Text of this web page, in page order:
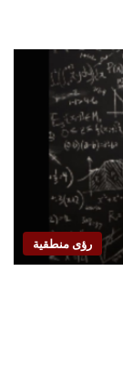
رؤى منطقية